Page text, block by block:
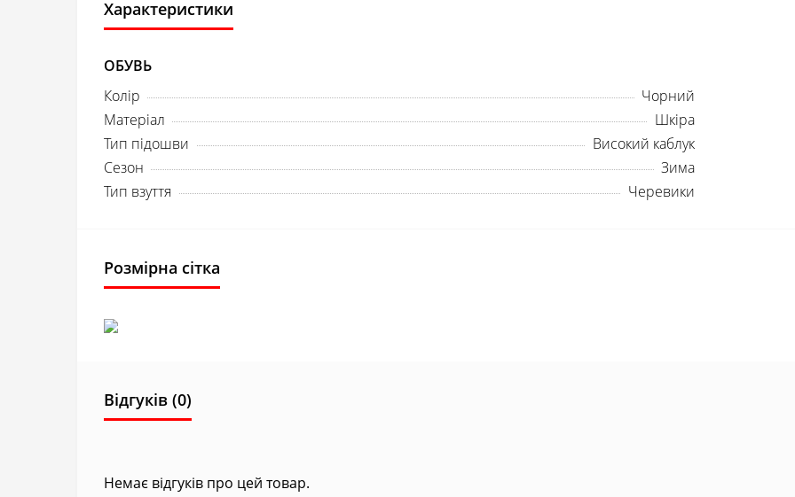
Характеристики
ОБУВЬ
Колір
Чорний
Матеріал
Шкіра
Тип підошви
Високий каблук
Сезон
Зима
Тип взуття
Черевики
Розмірна сітка
Відгуків (0)
Немає відгуків про цей товар.